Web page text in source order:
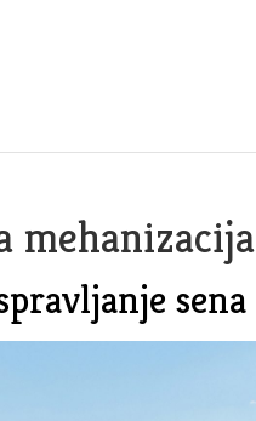
mehanizacija
sena